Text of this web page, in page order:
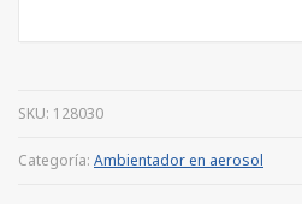
SKU: 128030
Categoría: Ambientador en aerosol